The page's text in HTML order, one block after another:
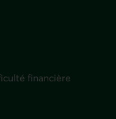
financière